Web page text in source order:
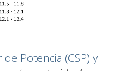
Potencia (CSP) y